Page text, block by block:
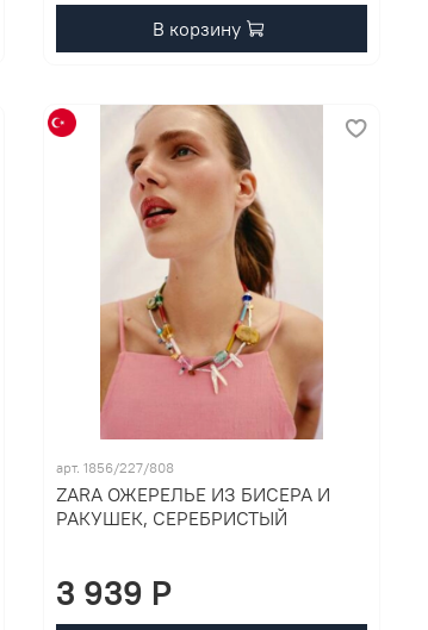
В корзину
арт. 1856/227/808
ZARA ОЖЕРЕЛЬЕ ИЗ БИСЕРА И
РАКУШЕК, СЕРЕБРИСТЫЙ
3 939 P